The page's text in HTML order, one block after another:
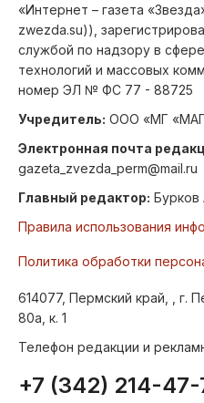
«Интернет – газета
zwezda.su)),
службой по надзору в
технологий и массовых
номер ЭЛ № ФС 77 - 88725
Учредитель: ООО «МГ
Электронная почта
gazeta_zvezda_perm@mail.ru
Главный редактор: Бурков
Правила использования
Политика обработки
614077, Пермский край, , г.
80а, к. 1
Телефон редакции и
+7 (342) 214-47-